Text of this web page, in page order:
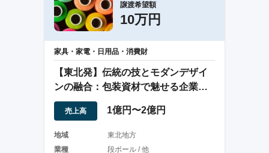
譲渡希望額
10万円
家具・家電・日用品・消費財
【東北発】伝統の技とモダンデザイ
ンの融合：包装資材で魅せる企業の
新たな価値創造
売上高 1億円〜2億円
地域
東北地方
業種
段ボール / 他